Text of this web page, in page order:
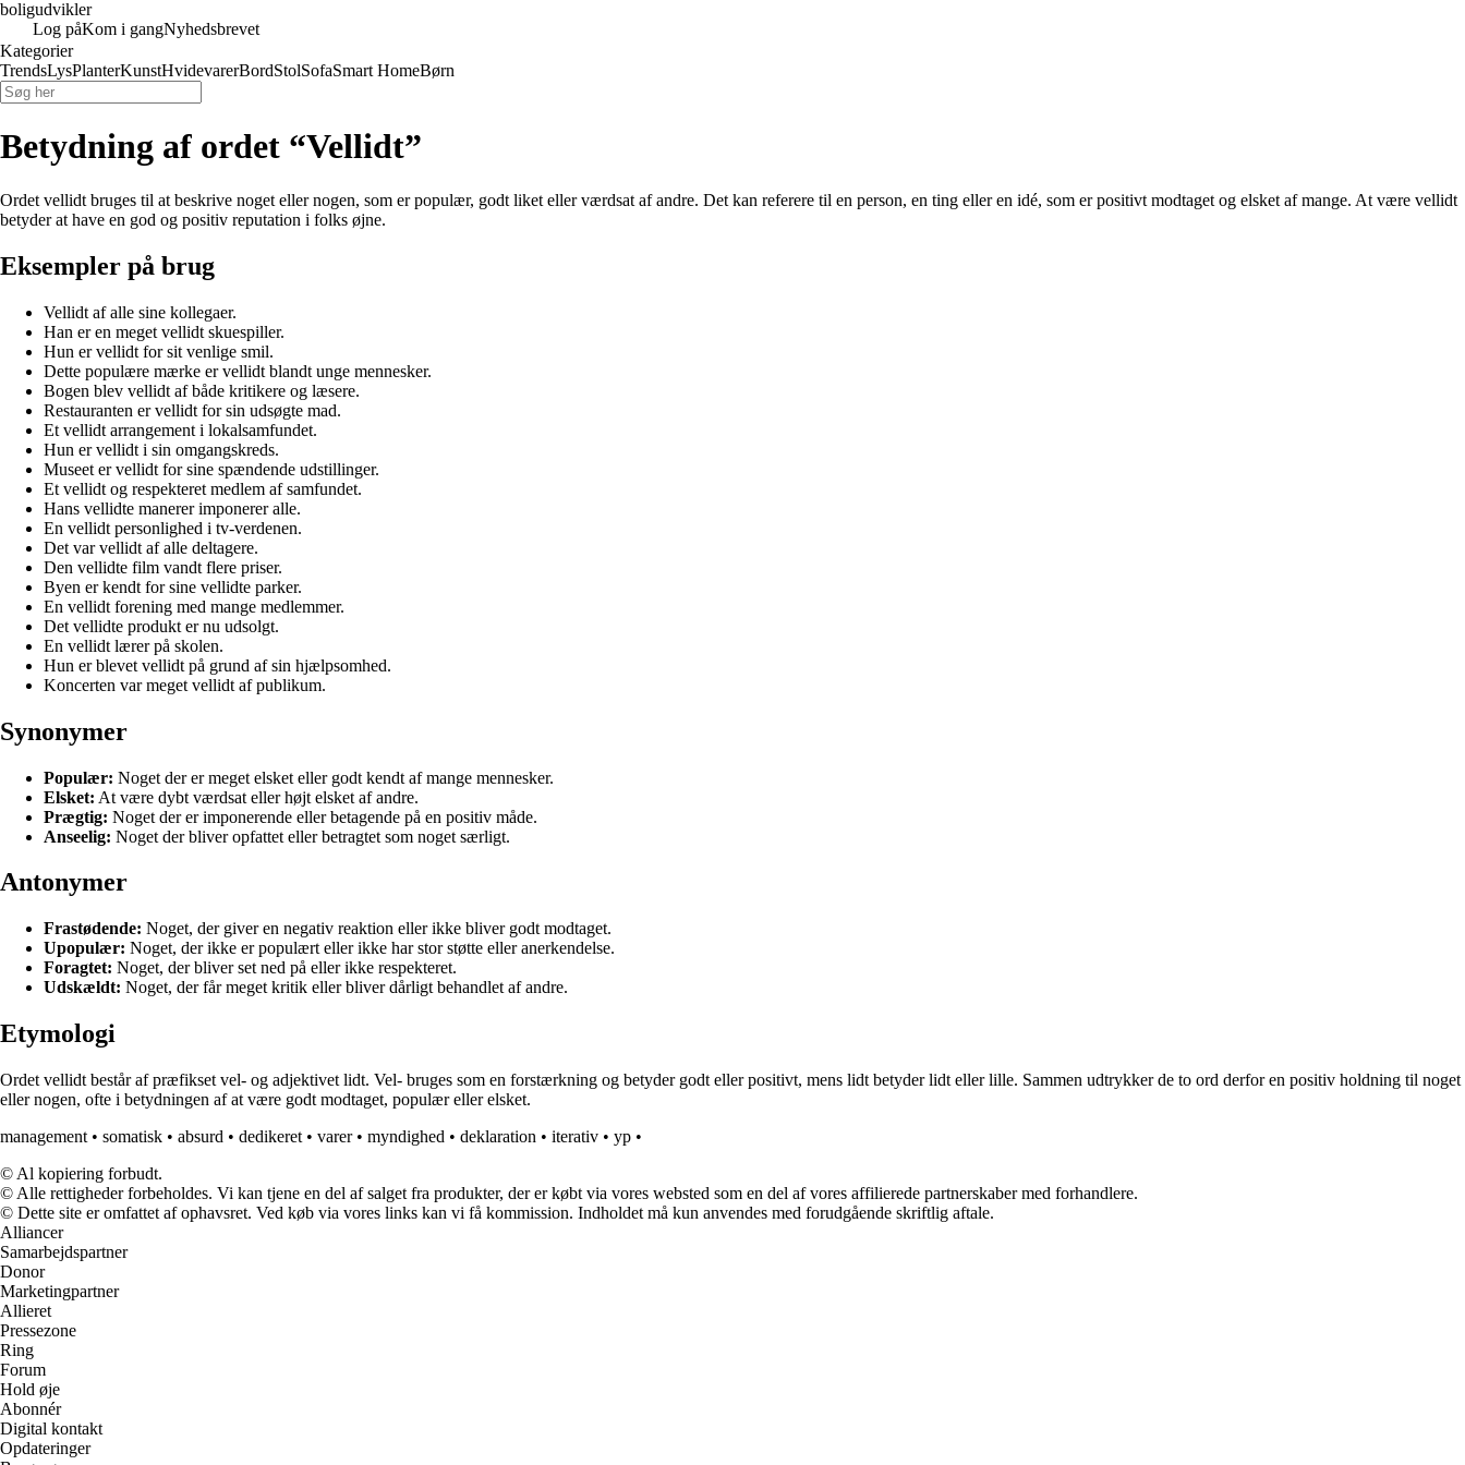
boligudvikler
Log påKom i gangNyhedsbrevet
Kategorier
TrendsLysPlanterKunstHvidevarerBordStolSofaSmart HomeBørn
Betydning af ordet “Vellidt”
Ordet vellidt bruges til at beskrive noget eller nogen, som er populær, godt liket eller værdsat af andre. Det kan referere til en person, en ting eller en idé, som er positivt modtaget og elsket af mange. At være vellidt
betyder at have en god og positiv reputation i folks øjne.
Eksempler på brug
Vellidt af alle sine kollegaer.
Han er en meget vellidt skuespiller.
Hun er vellidt for sit venlige smil.
Dette populære mærke er vellidt blandt unge mennesker.
Bogen blev vellidt af både kritikere og læsere.
Restauranten er vellidt for sin udsøgte mad.
Et vellidt arrangement i lokalsamfundet.
Hun er vellidt i sin omgangskreds.
Museet er vellidt for sine spændende udstillinger.
Et vellidt og respekteret medlem af samfundet.
Hans vellidte manerer imponerer alle.
En vellidt personlighed i tv-verdenen.
Det var vellidt af alle deltagere.
Den vellidte film vandt flere priser.
Byen er kendt for sine vellidte parker.
En vellidt forening med mange medlemmer.
Det vellidte produkt er nu udsolgt.
En vellidt lærer på skolen.
Hun er blevet vellidt på grund af sin hjælpsomhed.
Koncerten var meget vellidt af publikum.
Synonymer
Populær: Noget der er meget elsket eller godt kendt af mange mennesker.
Elsket: At være dybt værdsat eller højt elsket af andre.
Prægtig: Noget der er imponerende eller betagende på en positiv måde.
Anseelig: Noget der bliver opfattet eller betragtet som noget særligt.
Antonymer
Frastødende: Noget, der giver en negativ reaktion eller ikke bliver godt modtaget.
Upopulær: Noget, der ikke er populært eller ikke har stor støtte eller anerkendelse.
Foragtet: Noget, der bliver set ned på eller ikke respekteret.
Udskældt: Noget, der får meget kritik eller bliver dårligt behandlet af andre.
Etymologi
Ordet vellidt består af præfikset vel- og adjektivet lidt. Vel- bruges som en forstærkning og betyder godt eller positivt, mens lidt betyder lidt eller lille. Sammen udtrykker de to ord derfor en positiv holdning til noget
eller nogen, ofte i betydningen af at være godt modtaget, populær eller elsket.
management • somatisk • absurd • dedikeret • varer• myndighed • deklaration • iterativ • yp •
© Al kopiering forbudt.
© Alle rettigheder forbeholdes. Vi kan tjene en del af salget fra produkter, der er købt via vores websted som en del af vores affilierede partnerskaber med forhandlere.
© Dette site er omfattet af ophavsret. Ved køb via vores links kan vi få kommission. Indholdet må kun anvendes med forudgående skriftlig aftale.
Alliancer
Samarbejdspartner
Donor
Marketingpartner
Allieret
Pressezone
Ring
Forum
Hold øje
Abonnér
Digital kontakt
Opdateringer